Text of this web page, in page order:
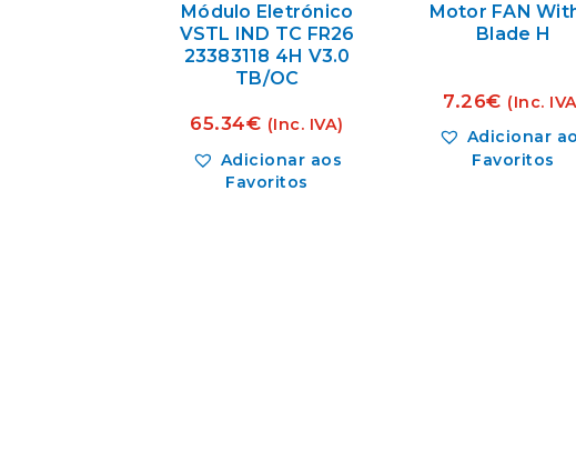
Adicionar aos
Favoritos
Módulo Eletrónico
VSTL IND TC FR26
23383118 4H V3.0
TB/OC
65.34€ (Inc. IVA)
Adicionar
Favoritos
Motor FAN
Blade H
7.26€ (Inc.